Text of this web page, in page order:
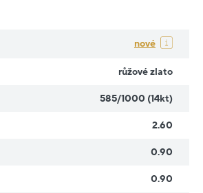
nové
růžové zlato
585/1000 (14kt)
2.60
0.90
0.90